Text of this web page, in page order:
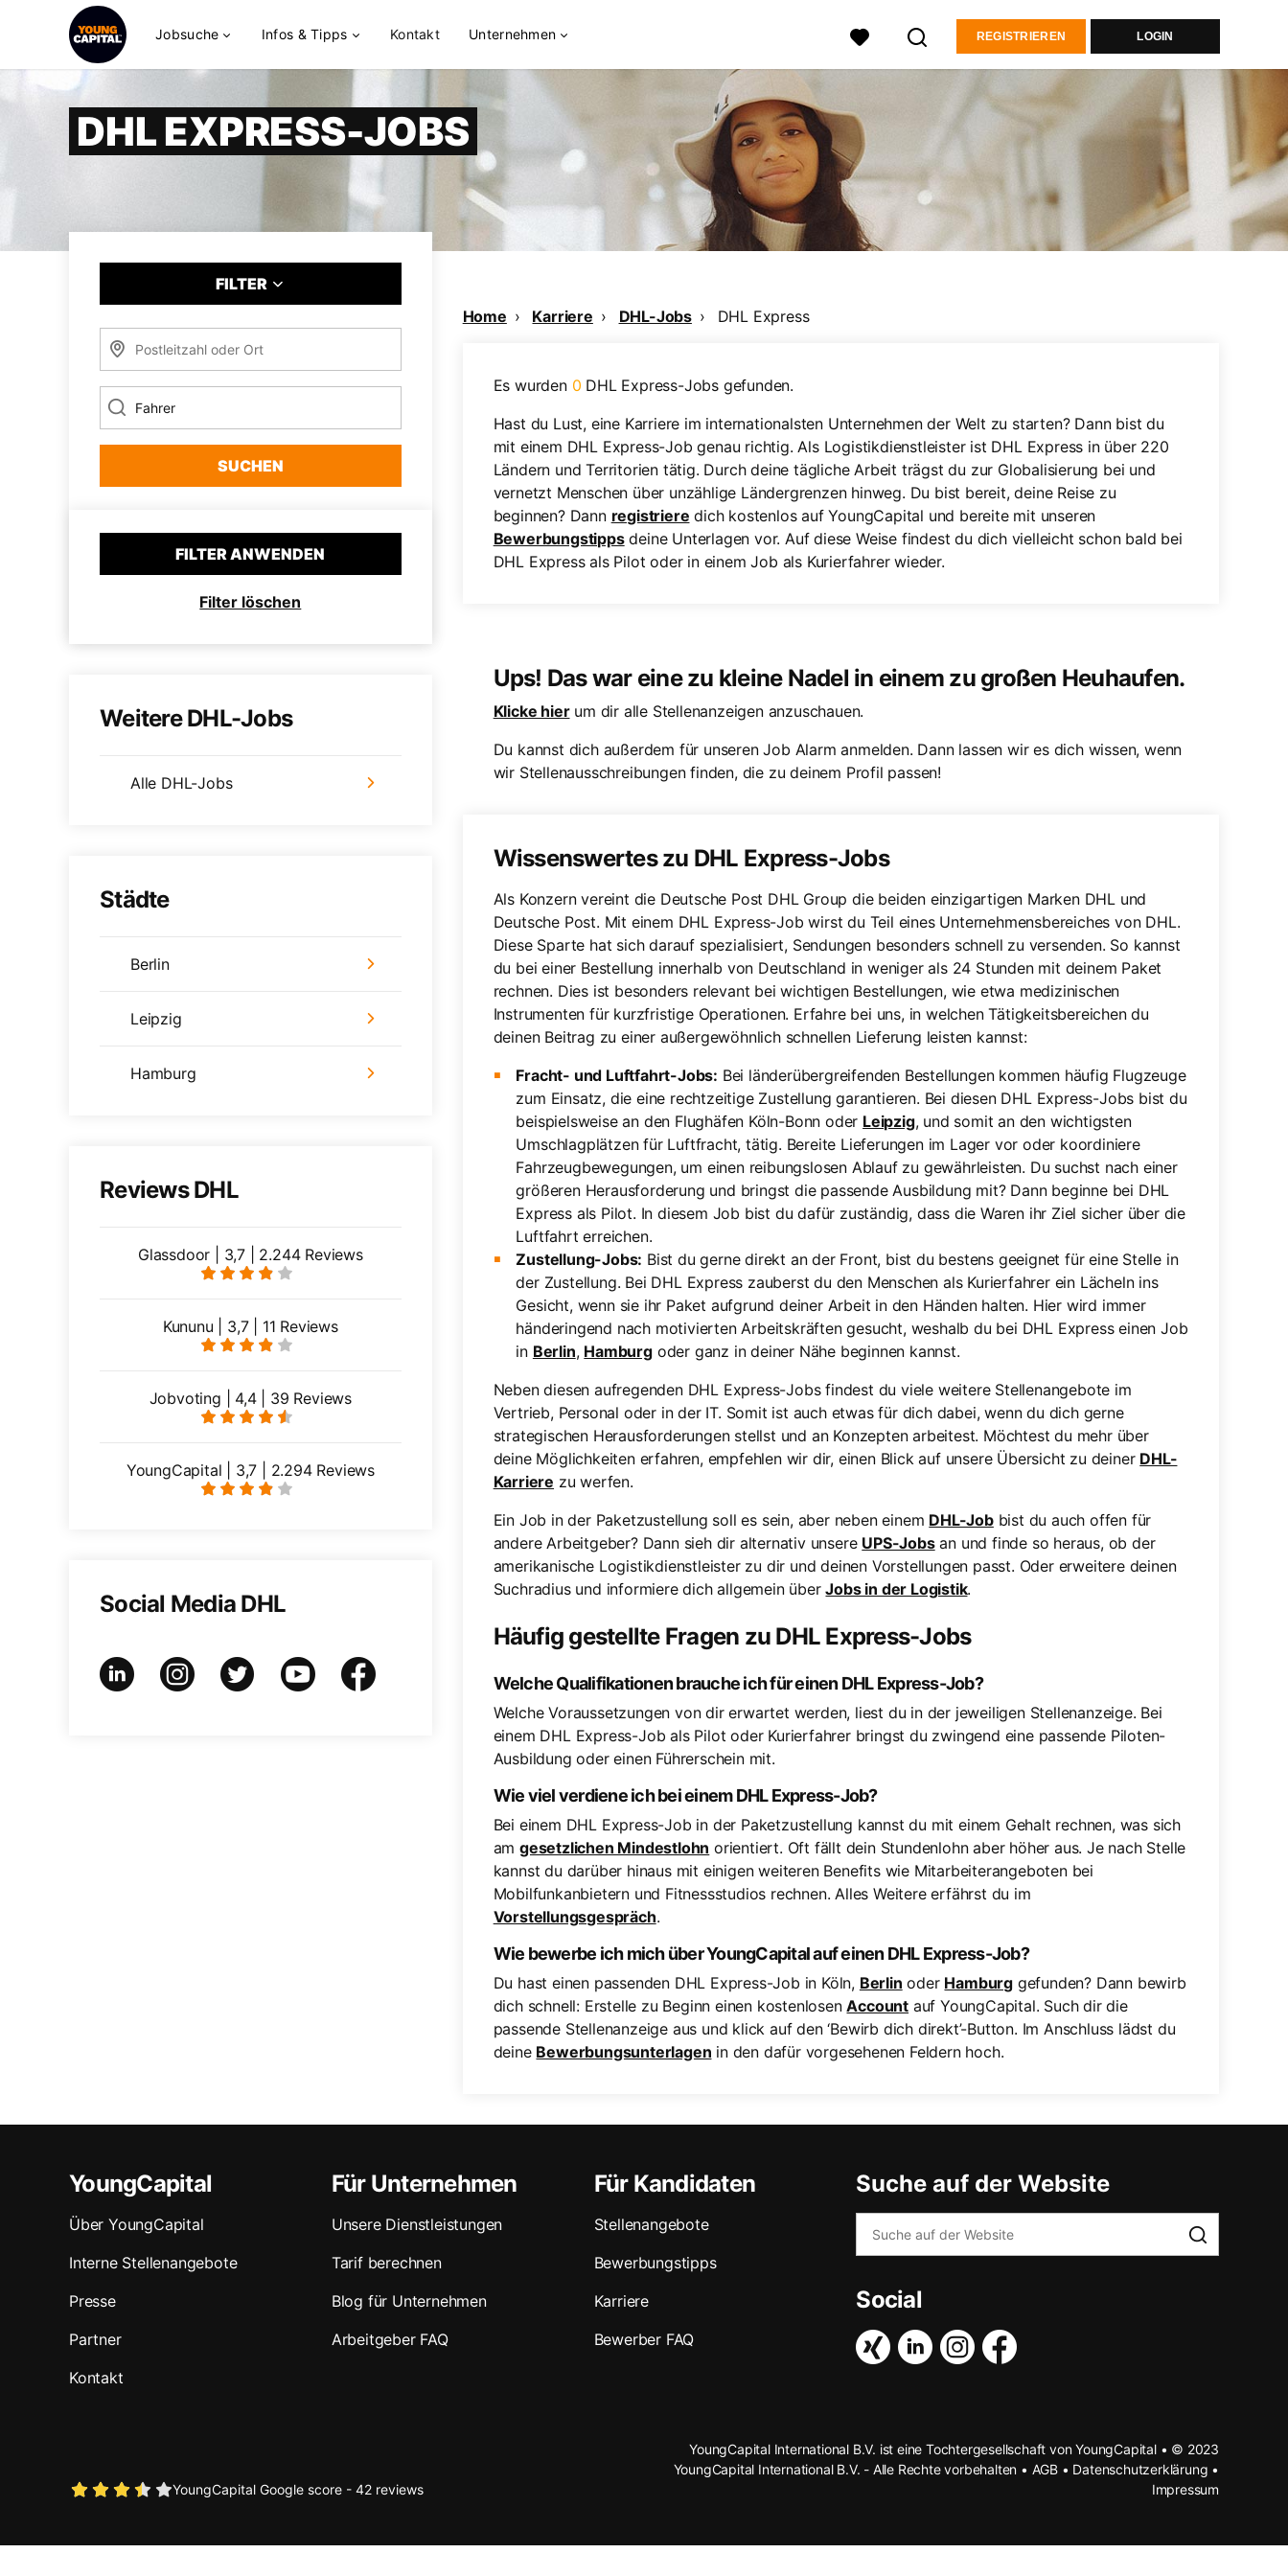
Jobsuche Infos & Tipps Kontakt Unternehmen REGISTRIEREN LOGIN
DHL EXPRESS-JOBS
FILTER
SUCHEN
FILTER ANWENDEN
Filter löschen
Weitere DHL-Jobs
Alle DHL-Jobs
Städte
Berlin
Leipzig
Hamburg
Reviews DHL
Glassdoor | 3,7 | 2.244 Reviews
Kununu | 3,7 | 11 Reviews
Jobvoting | 4,4 | 39 Reviews
YoungCapital | 3,7 | 2.294 Reviews
Social Media DHL
Home Karriere DHL-Jobs DHL Express
Es wurden 0 DHL Express-Jobs gefunden.
Hast du Lust, eine Karriere im internationalsten Unternehmen der Welt zu starten? Dann bist du
mit einem DHL Express-Job genau richtig. Als Logistikdienstleister ist DHL Express in über 220
Ländern und Territorien tätig. Durch deine tägliche Arbeit trägst du zur Globalisierung bei und
vernetzt Menschen über unzählige Ländergrenzen hinweg. Du bist bereit, deine Reise zu
beginnen? Dann registriere dich kostenlos auf YoungCapital und bereite mit unseren
Bewerbungstippsdeine Unterlagen vor. Auf diese Weise findest du dich vielleicht schon bald bei
DHL Express als Pilot oder in einem Job als Kurierfahrer wieder.
Ups! Das war eine zu kleine Nadel in einem zu großen Heuhaufen.
Klicke hierum dir alle Stellenanzeigen anzuschauen.
Du kannst dich außerdem für unseren Job Alarm anmelden. Dann lassen wir es dich wissen, wenn
wir Stellenausschreibungen finden, die zu deinem Profil passen!
Wissenswertes zu DHL Express-Jobs
Als Konzern vereint die Deutsche Post DHL Group die beiden einzigartigen Marken DHL und
Deutsche Post. Mit einem DHL Express-Job wirst du Teil eines Unternehmensbereiches von DHL.
Diese Sparte hat sich darauf spezialisiert, Sendungen besonders schnell zu versenden. So kannst
du bei einer Bestellung innerhalb von Deutschland in weniger als 24 Stunden mit deinem Paket
rechnen. Dies ist besonders relevant bei wichtigen Bestellungen, wie etwa medizinischen
Instrumenten für kurzfristige Operationen. Erfahre bei uns, in welchen Tätigkeitsbereichen du
deinen Beitrag zu einer außergewöhnlich schnellen Lieferung leisten kannst:
Fracht- und Luftfahrt-Jobs: Bei länderübergreifenden Bestellungen kommen häufig Flugzeuge
zum Einsatz, die eine rechtzeitige Zustellung garantieren. Bei diesen DHL Express-Jobs bist du
beispielsweise an den Flughäfen Köln-Bonn oder Leipzig, und somit an den wichtigsten
Umschlagplätzen für Luftfracht, tätig. Bereite Lieferungen im Lager vor oder koordiniere
Fahrzeugbewegungen, um einen reibungslosen Ablauf zu gewährleisten. Du suchst nach einer
größeren Herausforderung und bringst die passende Ausbildung mit? Dann beginne bei DHL
Express als Pilot. In diesem Job bist du dafür zuständig, dass die Waren ihr Ziel sicher über die
Luftfahrt erreichen.
Zustellung-Jobs: Bist du gerne direkt an der Front, bist du bestens geeignet für eine Stelle in
der Zustellung. Bei DHL Express zauberst du den Menschen als Kurierfahrer ein Lächeln ins
Gesicht, wenn sie ihr Paket aufgrund deiner Arbeit in den Händen halten. Hier wird immer
händeringend nach motivierten Arbeitskräften gesucht, weshalb du bei DHL Express einen Job
in Berlin, Hamburgoder ganz in deiner Nähe beginnen kannst.
Neben diesen aufregenden DHL Express-Jobs findest du viele weitere Stellenangebote im
Vertrieb, Personal oder in der IT. Somit ist auch etwas für dich dabei, wenn du dich gerne
strategischen Herausforderungen stellst und an Konzepten arbeitest. Möchtest du mehr über
deine Möglichkeiten erfahren, empfehlen wir dir, einen Blick auf unsere Übersicht zu deiner DHL-
Karriere zu werfen.
Ein Job in der Paketzustellung soll es sein, aber neben einem DHL-Jobbist du auch offen für
andere Arbeitgeber? Dann sieh dir alternativ unsere UPS-Jobsan und finde so heraus, ob der
amerikanische Logistikdienstleister zu dir und deinen Vorstellungen passt. Oder erweitere deinen
Suchradius und informiere dich allgemein überJobs in der Logistik.
Häufig gestellte Fragen zu DHL Express-Jobs
Welche Qualifikationen brauche ich für einen DHL Express-Job?
Welche Voraussetzungen von dir erwartet werden, liest du in der jeweiligen Stellenanzeige. Bei
einem DHL Express-Job als Pilot oder Kurierfahrer bringst du zwingend eine passende Piloten-
Ausbildung oder einen Führerschein mit.
Wie viel verdiene ich bei einem DHL Express-Job?
Bei einem DHL Express-Job in der Paketzustellung kannst du mit einem Gehalt rechnen, was sich
amgesetzlichen Mindestlohn orientiert. Oft fällt dein Stundenlohn aber höher aus. Je nach Stelle
kannst du darüber hinaus mit einigen weiteren Benefits wie Mitarbeiterangeboten bei
Mobilfunkanbietern und Fitnessstudios rechnen. Alles Weitere erfährst du im
Vorstellungsgespräch.
Wie bewerbe ich mich über YoungCapital auf einen DHL Express-Job?
Du hast einen passenden DHL Express-Job in Köln, Berlin oder Hamburg gefunden? Dann bewirb
dich schnell: Erstelle zu Beginn einen kostenlosenAccount auf YoungCapital. Such dir die
passende Stellenanzeige aus und klick auf den ‘Bewirb dich direkt’-Button. Im Anschluss lädst du
deine Bewerbungsunterlagen in den dafür vorgesehenen Feldern hoch.
YoungCapital
Über YoungCapital
Interne Stellenangebote
Presse
Partner
Kontakt
Für Unternehmen
Unsere Dienstleistungen
Tarif berechnen
Blog für Unternehmen
Arbeitgeber FAQ
Für Kandidaten
Stellenangebote
Bewerbungstipps
Karriere
Bewerber FAQ
Suche auf der Website
Social
YoungCapital Google score - 42 reviews
YoungCapital International B.V. ist eine Tochtergesellschaft von YoungCapital • © 2023
YoungCapital International B.V. - Alle Rechte vorbehalten • AGB• Datenschutzerklärung •
Impressum